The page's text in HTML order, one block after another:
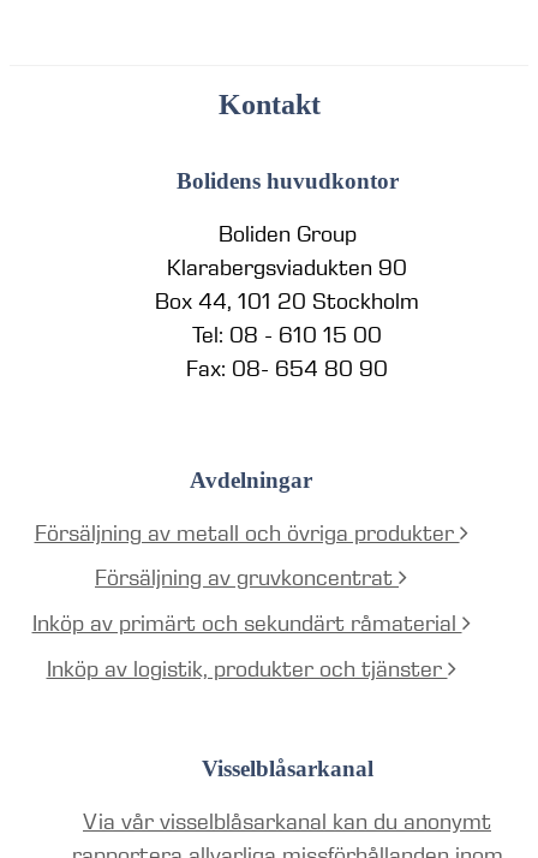
Kontakt
Bolidens huvudkontor
Boliden Group
Klarabergsviadukten 90
Box 44, 101 20 Stockholm
Tel: 08 - 610 15 00
Fax: 08- 654 80 90
Avdelningar
Försäljning av metall och övriga produkter
Försäljning av gruvkoncentrat
Inköp av primärt och sekundärt råmaterial
Inköp av logistik, produkter och tjänster
Visselblåsarkanal
Via vår visselblåsarkanal kan du anonymt